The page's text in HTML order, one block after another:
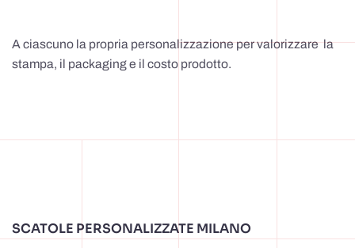
A ciascuno la propria personalizzazione per valorizzare la
stampa, il packaging e il costo prodotto.
SCATOLE PERSONALIZZATE MILANO